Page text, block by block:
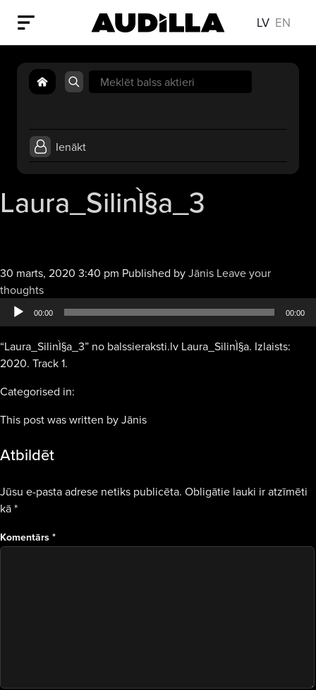
LV EN
Search
for:
Ienākt
Laura_SilinÌ§a_3
30 marts, 2020 3:40 pm Published byJānis Leave your
thoughtsAudio
atskaņotājs
00:00 00:00
“Laura_SilinÌ§a_3” no balssieraksti.lv Laura_SilinÌ§a. Izlaists:
2020. Track 1.
Categorised in:
This post was written by Jānis
Atbildēt
Jūsu e-pasta adrese netiks publicēta. Obligātie lauki ir atzīmēti
kā*
Komentārs*